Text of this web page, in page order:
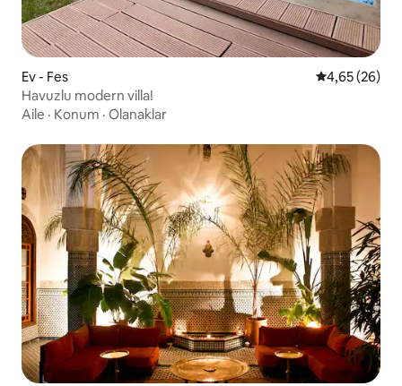
Ev - Fes 5 üzerinden
4,65 (26)
Havuzlu modern villa!
Aile · Konum · Olanaklar